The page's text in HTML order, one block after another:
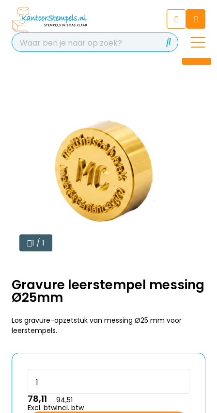
Chat 24/7 met onze chatbot
voor hulp
Contact
1 / 1
Gravure leerstempel messing
Ø25mm
Los gravure-opzetstuk van messing Ø25 mm voor
leerstempels.
78,11
Excl. btw
94,51
Incl. btw